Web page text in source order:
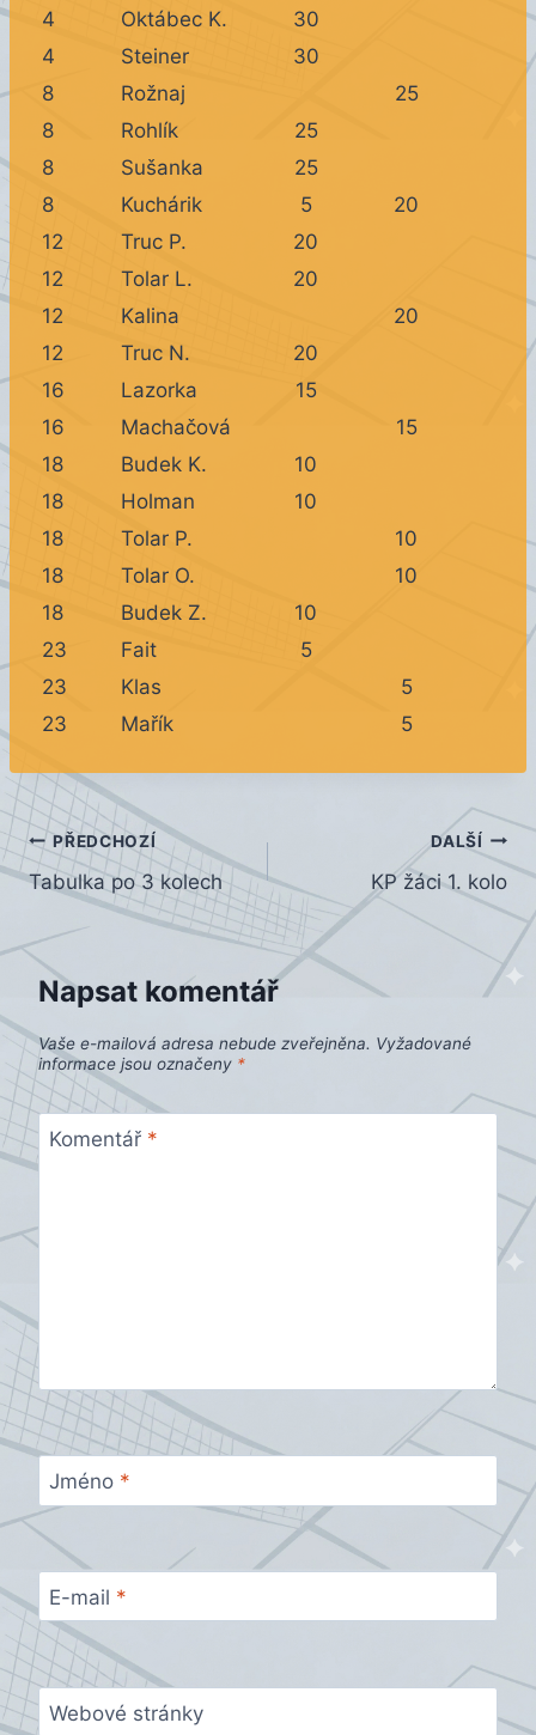
4
Oktábec K.
30
4
Steiner
30
8
Rožnaj
25
8
Rohlík
25
8
Sušanka
25
8
Kuchárik 5
20
12
Truc P.
20
12
Tolar L.
20
12
Kalina
20
12
Truc N.
20
16
Lazorka
15
16
Machačová
15
18
Budek K.
10
18
Holman
10
18
Tolar P.
10
18
Tolar O.
10
18
Budek Z.
10
23
Fait
5
23
Klas
5
23
Mařík 5
Navigace
pro
příspěvek
PŘEDCHOZÍ
Tabulka po 3 kolech
DALŠÍ
KP žáci 1. kolo
Napsat komentář
Vaše e-mailová adresa nebude zveřejněna. Vyžadované
informace jsou označeny *
Komentář *
Jméno *
E-mail *
Webové stránky